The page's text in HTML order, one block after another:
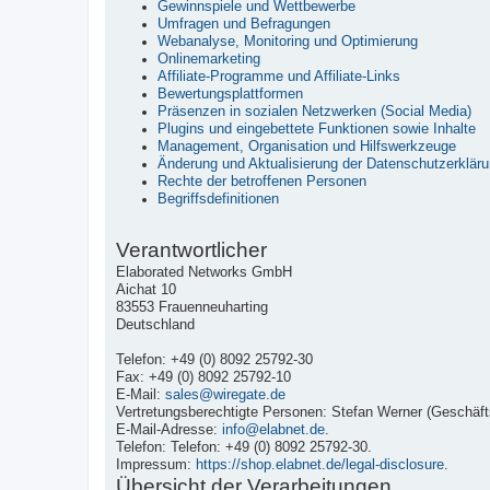
Gewinnspiele und Wettbewerbe
Umfragen und Befragungen
Webanalyse, Monitoring und Optimierung
Onlinemarketing
Affiliate-Programme und Affiliate-Links
Bewertungsplattformen
Präsenzen in sozialen Netzwerken (Social Media)
Plugins und eingebettete Funktionen sowie Inhalte
Management, Organisation und Hilfswerkzeuge
Änderung und Aktualisierung der
Rechte der betroffenen Personen
Begriffsdefinitionen
Verantwortlicher
Elaborated Networks GmbH
Aichat 10
83553 Frauenneuharting
Deutschland
Telefon: +49 (0) 8092 25792-30
Fax: +49 (0) 8092 25792-10
E-Mail: sales@wiregate.de
Vertretungsberechtigte Personen: Stefan Werner
E-Mail-Adresse: info@elabnet.de
Telefon: Telefon: +49 (0) 8092 25792-30.
Impressum: https://shop.elabnet.de/legal-disclosure